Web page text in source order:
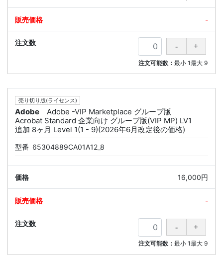
-
注文可能数：最小 1最大 9
売り切り版(ライセンス)
Adobe
Adobe -VIP Marketplace グループ版
Acrobat Standard 企業向け グループ版(VIP MP) LV1
追加 8ヶ月 Level 1(1 - 9)(2026年6月改定後の価格)
型番 65304889CA01A12_8
16,000円
-
注文可能数：最小 1最大 9